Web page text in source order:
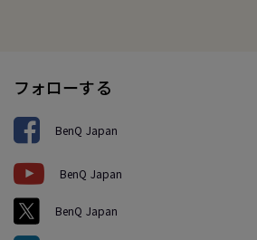
フォローする
BenQ Japan
BenQ Japan
BenQ Japan